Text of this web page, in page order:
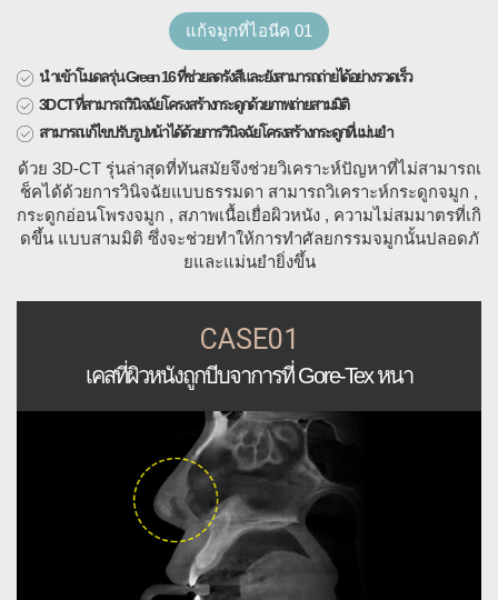
แก้จมูกที่ไอนีค 01
นำเข้าโมเดลรุ่น Green 16 ที่ช่วยลดรังสีและยังสามารถถ่ายได้อย่างรวดเร็ว
3D CT ที่สามารถวินิจฉัยโครงสร้างกระดูกด้วยภาพถ่ายสามมิติ
สามารถแก้ไขปรับรูปหน้าได้ด้วยการวินิจฉัยโครงสร้างกระดูกที่แม่นยำ
ด้วย 3D-CT รุ่นล่าสุดที่ทันสมัยจึงช่วยวิเคราะห์ปัญหาที่ไม่สามารถเ
ช็คได้ด้วยการวินิจฉัยแบบธรรมดา สามารถวิเคราะห์กระดูกจมูก ,
กระดูกอ่อนโพรงจมูก , สภาพเนื้อเยื่อผิวหนัง , ความไม่สมมาตรที่เกิ
ดขึ้น แบบสามมิติ ซึ่งจะช่วยทำให้การทำศัลยกรรมจมูกนั้นปลอดภั
ยและแม่นยำยิ่งขึ้น
CASE01
เคสที่ผิวหนังถูกบีบจาการที่ Gore-Tex หนา